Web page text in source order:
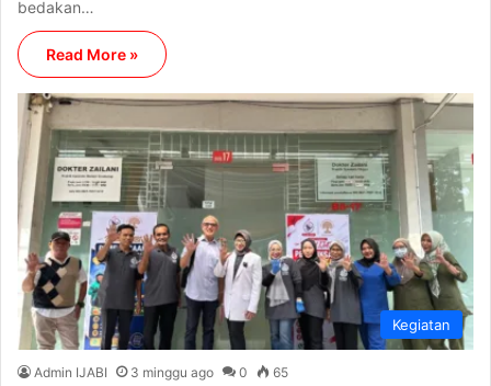
bedakan…
Read More »
Kegiatan
Admin IJABI 3 minggu ago 0 65